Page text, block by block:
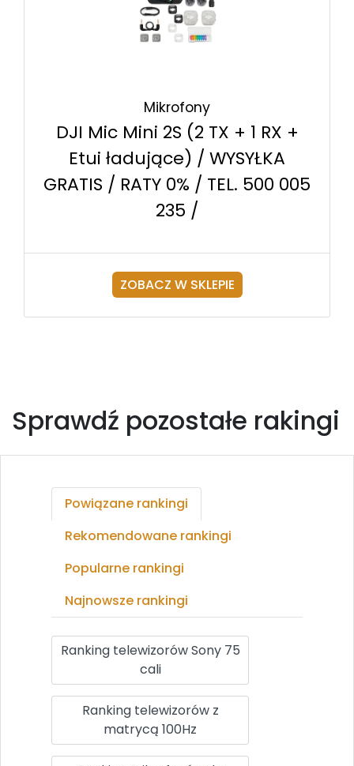
Mikrofony
DJI Mic Mini 2S (2 TX + 1 RX +
Etui ładujące) / WYSYŁKA
GRATIS / RATY 0% / TEL. 500 005
235 /
ZOBACZ W SKLEPIE
Sprawdź pozostałe rakingi
Powiązane rankingi
Rekomendowane rankingi
Popularne rankingi
Najnowsze rankingi
Ranking telewizorów Sony 75
cali
Ranking telewizorów z
matrycą 100Hz